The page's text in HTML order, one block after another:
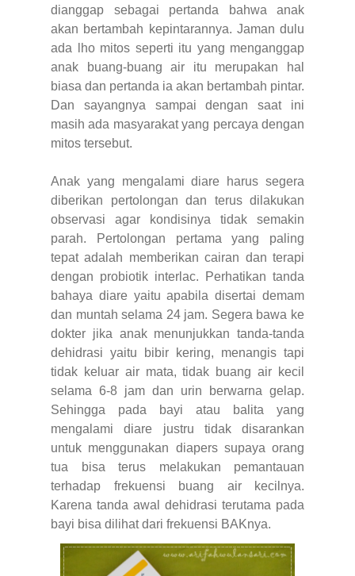
dianggap sebagai pertanda bahwa anak
akan bertambah kepintarannya. Jaman dulu
ada lho mitos seperti itu yang menganggap
anak buang-buang air itu merupakan hal
biasa dan pertanda ia akan bertambah pintar.
Dan sayangnya sampai dengan saat ini
masih ada masyarakat yang percaya dengan
mitos tersebut.
Anak yang mengalami diare harus segera
diberikan pertolongan dan terus dilakukan
observasi agar kondisinya tidak semakin
parah. Pertolongan pertama yang paling
tepat adalah memberikan cairan dan terapi
dengan probiotik interlac. Perhatikan tanda
bahaya diare yaitu apabila disertai demam
dan muntah selama 24 jam. Segera bawa ke
dokter jika anak menunjukkan tanda-tanda
dehidrasi yaitu bibir kering, menangis tapi
tidak keluar air mata, tidak buang air kecil
selama 6-8 jam dan urin berwarna gelap.
Sehingga pada bayi atau balita yang
mengalami diare justru tidak disarankan
untuk menggunakan diapers supaya orang
tua bisa terus melakukan pemantauan
terhadap frekuensi buang air kecilnya.
Karena tanda awal dehidrasi terutama pada
bayi bisa dilihat dari frekuensi BAKnya.